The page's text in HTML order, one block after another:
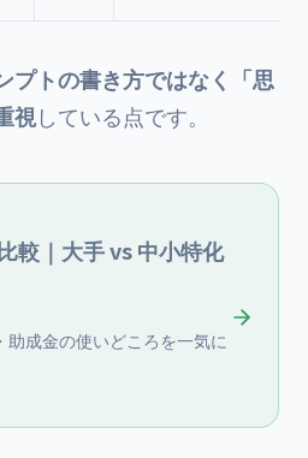
プトの書き方ではなく「思
視している点です。
較｜大手 vs 中小特化
成金の使いどころを一気に